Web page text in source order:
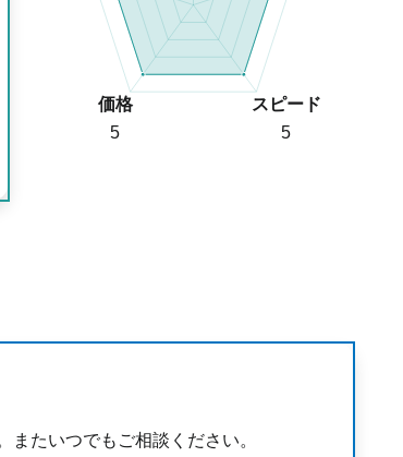
スピード
5
価格
5
たいつでもご相談ください。